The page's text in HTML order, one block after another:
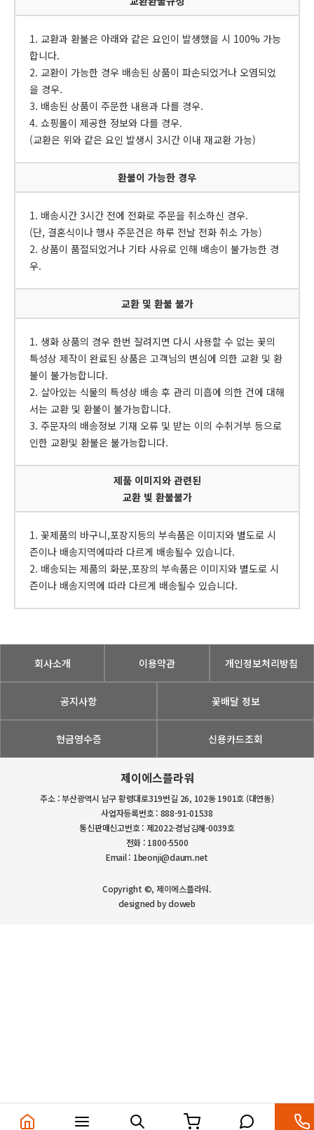
1. 교환과 환불은 아래와 같은 요인이 발생했을 시 100% 가능
합니다.
2. 교환이 가능한 경우 배송된 상품이 파손되었거나 오염되었
을 경우.
3. 배송된 상품이 주문한 내용과 다를 경우.
4. 쇼핑몰이 제공한 정보와 다를 경우.
(교환은 위와 같은 요인 발생시 3시간 이내 재교환 가능)
환불이 가능한 경우
1. 배송시간 3시간 전에 전화로 주문을 취소하신 경우.
(단, 결혼식이나 행사 주문건은 하루 전날 전화 취소 가능)
2. 상품이 품절되었거나 기타 사유로 인해 배송이 불가능한 경
우.
교환 및 환불 불가
1. 생화 상품의 경우 한번 잘려지면 다시 사용할 수 없는 꽃의
특성상 제작이 완료된 상품은 고객님의 변심에 의한 교환 및 환
불이 불가능합니다.
2. 살아있는 식물의 특성상 배송 후 관리 미흡에 의한 건에 대해
서는 교환 및 환불이 불가능합니다.
3. 주문자의 배송정보 기재 오류 및 받는 이의 수취거부 등으로
인한 교환및 환불은 불가능합니다.
제품 이미지와 관련된
교환 빛 환불불가
1. 꽃제품의 바구니,포장지등의 부속품은 이미지와 별도로 시
즌이나 배송지역에따라 다르게 배송될수 있습니다.
2. 배송되는 제품의 화분,포장의 부속품은 이미지와 별도로 시
즌이나 배송지역에 따라 다르게 배송될수 있습니다.
회사소개 이용약관 개인정보처리방침
공지사항 꽃배달 정보
현금영수증 신용카드조회
제이에스플라워
주소 : 부산광역시 남구 황령대로319번길 26, 102동 1901호 (대연동)
사업자등록번호 : 888-91-01538
통신판매신고번호 : 제2022-경남김해-0039호
전화 : 1800-5500
Email : 1beonji@daum.net
Copyright ©, 제이에스플라워.
designed by doweb